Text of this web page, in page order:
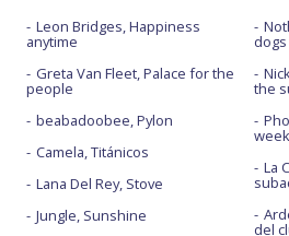
Leon Bridges, Happiness
anytime
Greta Van Fleet, Palace for the
people
beabadoobee, Pylon
Camela, Titánicos
Lana Del Rey, Stove
Jungle, Sunshine
dogs
the
La
del